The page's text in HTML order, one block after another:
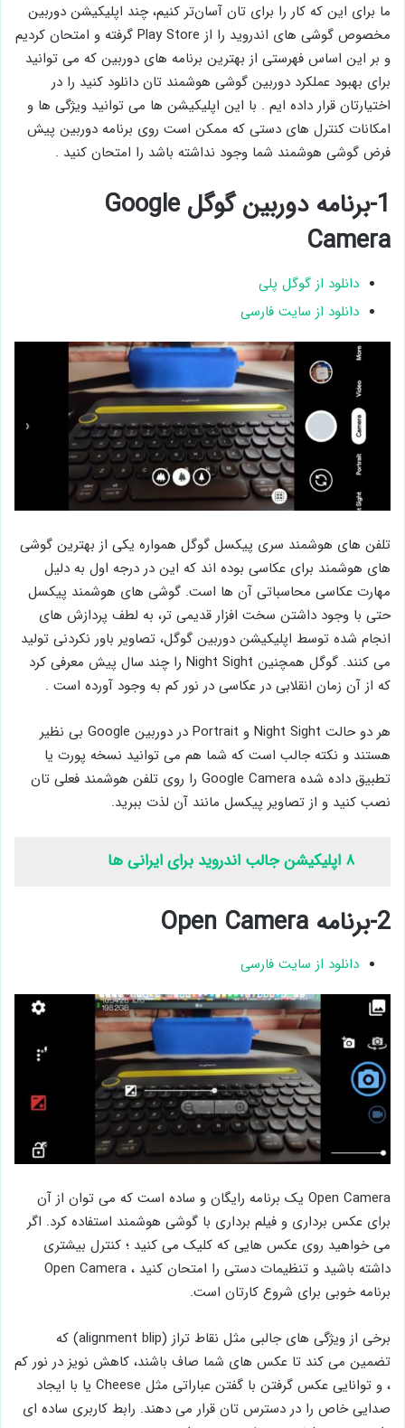
ما برای این که کار را برای تان آسان‌تر کنیم، چند اپلیکیشن دوربین
مخصوص گوشی های اندروید را از Play Store گرفته و امتحان کردیم
و بر این اساس فهرستی از بهترین برنامه‌ های دوربین که می ‌توانید
برای بهبود عملکرد دوربین گوشی هوشمند تان دانلود کنید را در
اختیارتان قرار داده ایم . با این اپلیکیشن ها می توانید ویژگی ‌ها و
امکانات کنترل ‌های دستی که ممکن است روی برنامه دوربین پیش
‌فرض گوشی هوشمند شما وجود نداشته باشد را امتحان کنید .
1-برنامه دوربین گوگل Google
Camera
دانلود از گوگل پلی
دانلود از سایت فارسی
تلفن های هوشمند سری پیکسل گوگل همواره یکی از بهترین گوشی
های هوشمند برای عکاسی بوده اند که این در درجه اول به دلیل
مهارت عکاسی محاسباتی آن ها است. گوشی ‌های هوشمند پیکسل
حتی با وجود داشتن سخت ‌افزار قدیمی ‌تر، به لطف پردازش ‌های
انجام شده توسط اپلیکیشن دوربین گوگل، تصاویر باور نکردنی تولید
می ‌کنند. گوگل همچنین Night Sight را چند سال پیش معرفی کرد
که از آن زمان انقلابی در عکاسی در نور کم به وجود آورده است .
هر دو حالت Night Sight و Portrait در دوربین Google بی نظیر
هستند و نکته جالب است که شما هم می توانید نسخه پورت یا
تطبیق داده شده Google Camera را روی تلفن هوشمند فعلی تان
نصب کنید و از تصاویر پیکسل مانند آن لذت ببرید.
۸ اپلیکیشن جالب اندروید برای ایرانی ها
2-برنامه Open Camera
دانلود از سایت فارسی
Open Camera یک برنامه رایگان و ساده است که می ‌توان از آن
برای عکس ‌برداری و فیلم‌ برداری با گوشی هوشمند استفاده کرد. اگر
می ‌خواهید روی عکس ‌هایی که کلیک می‌ کنید ؛ کنترل بیشتری
داشته باشید و تنظیمات دستی را امتحان کنید ، Open Camera
برنامه خوبی برای شروع کارتان است.
برخی از ویژگی ‌های جالبی مثل نقاط تراز (alignment blip) که
تضمین می کند تا عکس‌ های شما صاف باشند، کاهش نویز در نور کم
، و توانایی عکس گرفتن با گفتن عباراتی مثل Cheese یا با ایجاد
صدایی خاص را در دسترس تان قرار می دهند. رابط کاربری ساده ای